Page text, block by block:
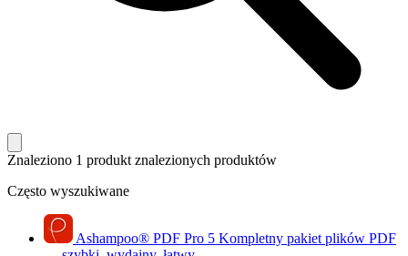
Znaleziono 1 produkt znalezionych produktów
Często wyszukiwane
Ashampoo® PDF Pro 5 Kompletny pakiet plików PDF